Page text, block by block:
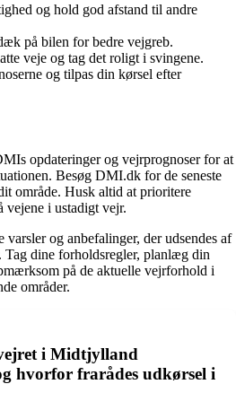
og hold god afstand til andre
på bilen for bedre vejgreb.
veje og tag det roligt i svingene.
og tilpas din kørsel efter
opdateringer og vejrprognoser for at
Besøg DMI.dk for de seneste
område. Husk altid at prioritere
vejene i ustadigt vejr.
og anbefalinger, der udsendes af
Tag dine forholdsregler, planlæg din
på de aktuelle vejrforhold i
områder.
i Midtjylland
hvorfor frarådes udkørsel i